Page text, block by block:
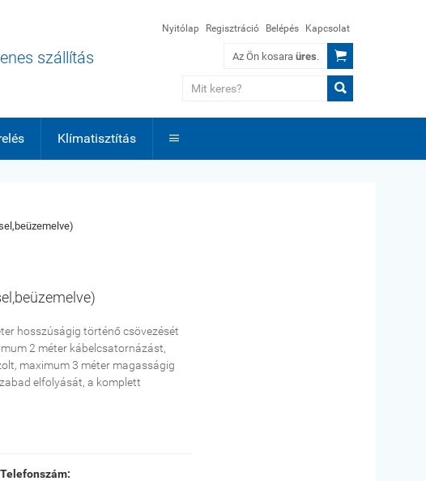
szállítás
Nyitólap Regisztráció Belépés Kapcsolat
Az Ön kosara üres.


Klímatisztítás 
hosszúságig történő csövezését
2 méter kábelcsatornázást,
maximum 3 méter magasságig
elfolyását, a komplett
Telefonszám: